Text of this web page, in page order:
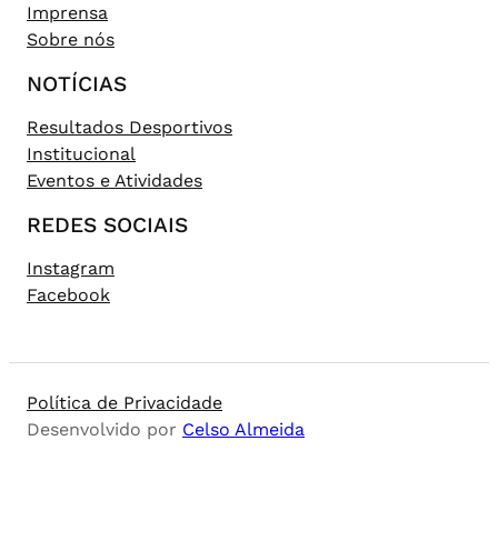
Imprensa
Sobre nós
NOTÍCIAS
Resultados Desportivos
Institucional
Eventos e Atividades
REDES SOCIAIS
Instagram
Facebook
Política de Privacidade
Desenvolvido por Celso Almeida